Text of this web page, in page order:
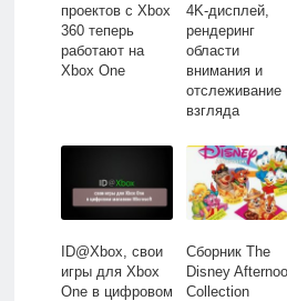
проектов с Xbox
360 теперь
работают на
Xbox One
4K-дисплей,
рендеринг
области
внимания и
отслеживание
взгляда
ID@Xbox, свои
игры для Xbox
One в цифровом
Сборник The
Disney
Collection